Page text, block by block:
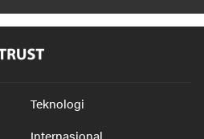
Teknologi